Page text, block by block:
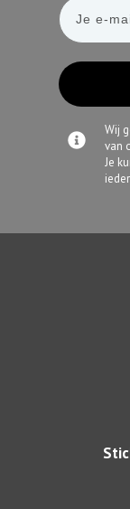
Wij
van
Je